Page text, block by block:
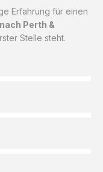
Erfahrung für einen
Perth &
Stelle steht.